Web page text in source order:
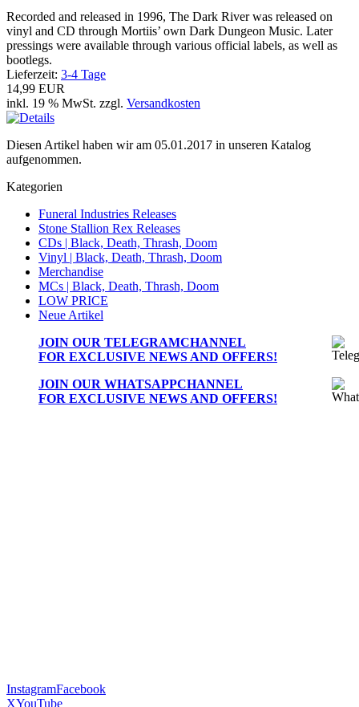
Recorded and released in 1996, The Dark River was released on
vinyl and CD through Mortiis’ own Dark Dungeon Music. Later
pressings were available through various official labels, as well as
bootlegs.
Lieferzeit: 3-4 Tage
14,99 EUR
inkl. 19 % MwSt. zzgl. Versandkosten
Diesen Artikel haben wir am 05.01.2017 in unseren Katalog
aufgenommen.
Kategorien
Funeral Industries Releases
Stone Stallion Rex Releases
CDs | Black, Death, Thrash, Doom
Vinyl | Black, Death, Thrash, Doom
Merchandise
MCs | Black, Death, Thrash, Doom
LOW PRICE
Neue Artikel
JOIN OUR TELEGRAMCHANNEL
FOR EXCLUSIVE NEWS AND OFFERS!
JOIN OUR WHATSAPPCHANNEL
FOR EXCLUSIVE NEWS AND OFFERS!
InstagramFacebook
XYouTube